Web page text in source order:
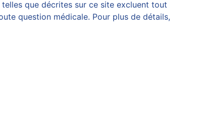
que décrites sur ce site excluent tout
question médicale. Pour plus de détails,